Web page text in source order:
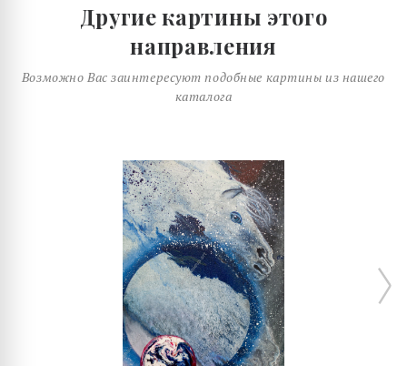
Другие картины этого
направления
Возможно Вас заинтересуют подобные картины из нашего
каталога